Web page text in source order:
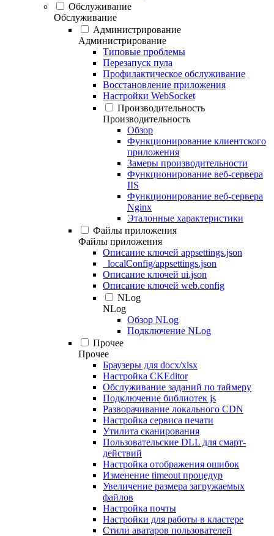
Обслуживание
Обслуживание
Администрирование
Администрирование
Типовые проблемы
Перезапуск пула
Профилактическое обслуживание
Восстановление приложения
Настройки WebSocket
Производительность
Производительность
Обзор
Функционирование клиентского
приложения
Замеры производительности
Функционирование веб-сервера
IIS
Функционирование веб-сервера
Nginx
Эталонные характеристики
Файлы приложения
Файлы приложения
Описание ключей appsettings.json
_localConfig/appsettings.json
Описание ключей ui.json
Описание ключей web.config
NLog
NLog
Обзор NLog
Подключение NLog
Прочее
Прочее
Браузеры для docx/xlsx
Настройка CKEditor
Обслуживание заданий по таймеру
Подключение библиотек js
Разворачивание локального CDN
Настройка сервиса печати
Утилита сканирования
Пользовательские DLL для смарт-
действий
Настройка отображения ошибок
Изменение timeout процедур
Увеличение размера загружаемых
файлов
Настройка почты
Настройки для работы в кластере
Стили аватаров пользователей